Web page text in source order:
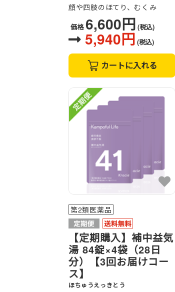
顔や四肢のほてり、むくみ
価格 6,600円 (税込)
5,940円 (税込)
カートに入れる
【定期購入】補中益気
湯 84錠×4袋（28日
分）【3回お届けコー
ス】
ほちゅうえっきとう
第2類医薬品